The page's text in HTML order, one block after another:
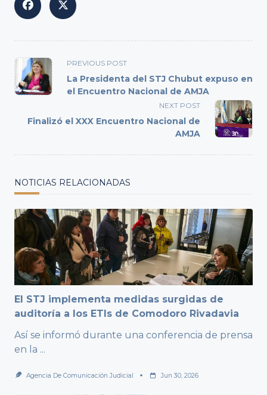
<span
class="nav-
subtitle
reader-
PREVIOUS POST
La Presidenta del STJ Chubut expuso en
el Encuentro Nacional de AMJA
NEXT POST
Finalizó el XXX Encuentro Nacional de
AMJA
NOTICIAS RELACIONADAS
El STJ implementa medidas surgidas de
auditoría a los ETIs de Comodoro Rivadavia
Así se informó durante una conferencia de prensa
en la ...
Agencia De Comunicación Judicial Jun 30, 2026